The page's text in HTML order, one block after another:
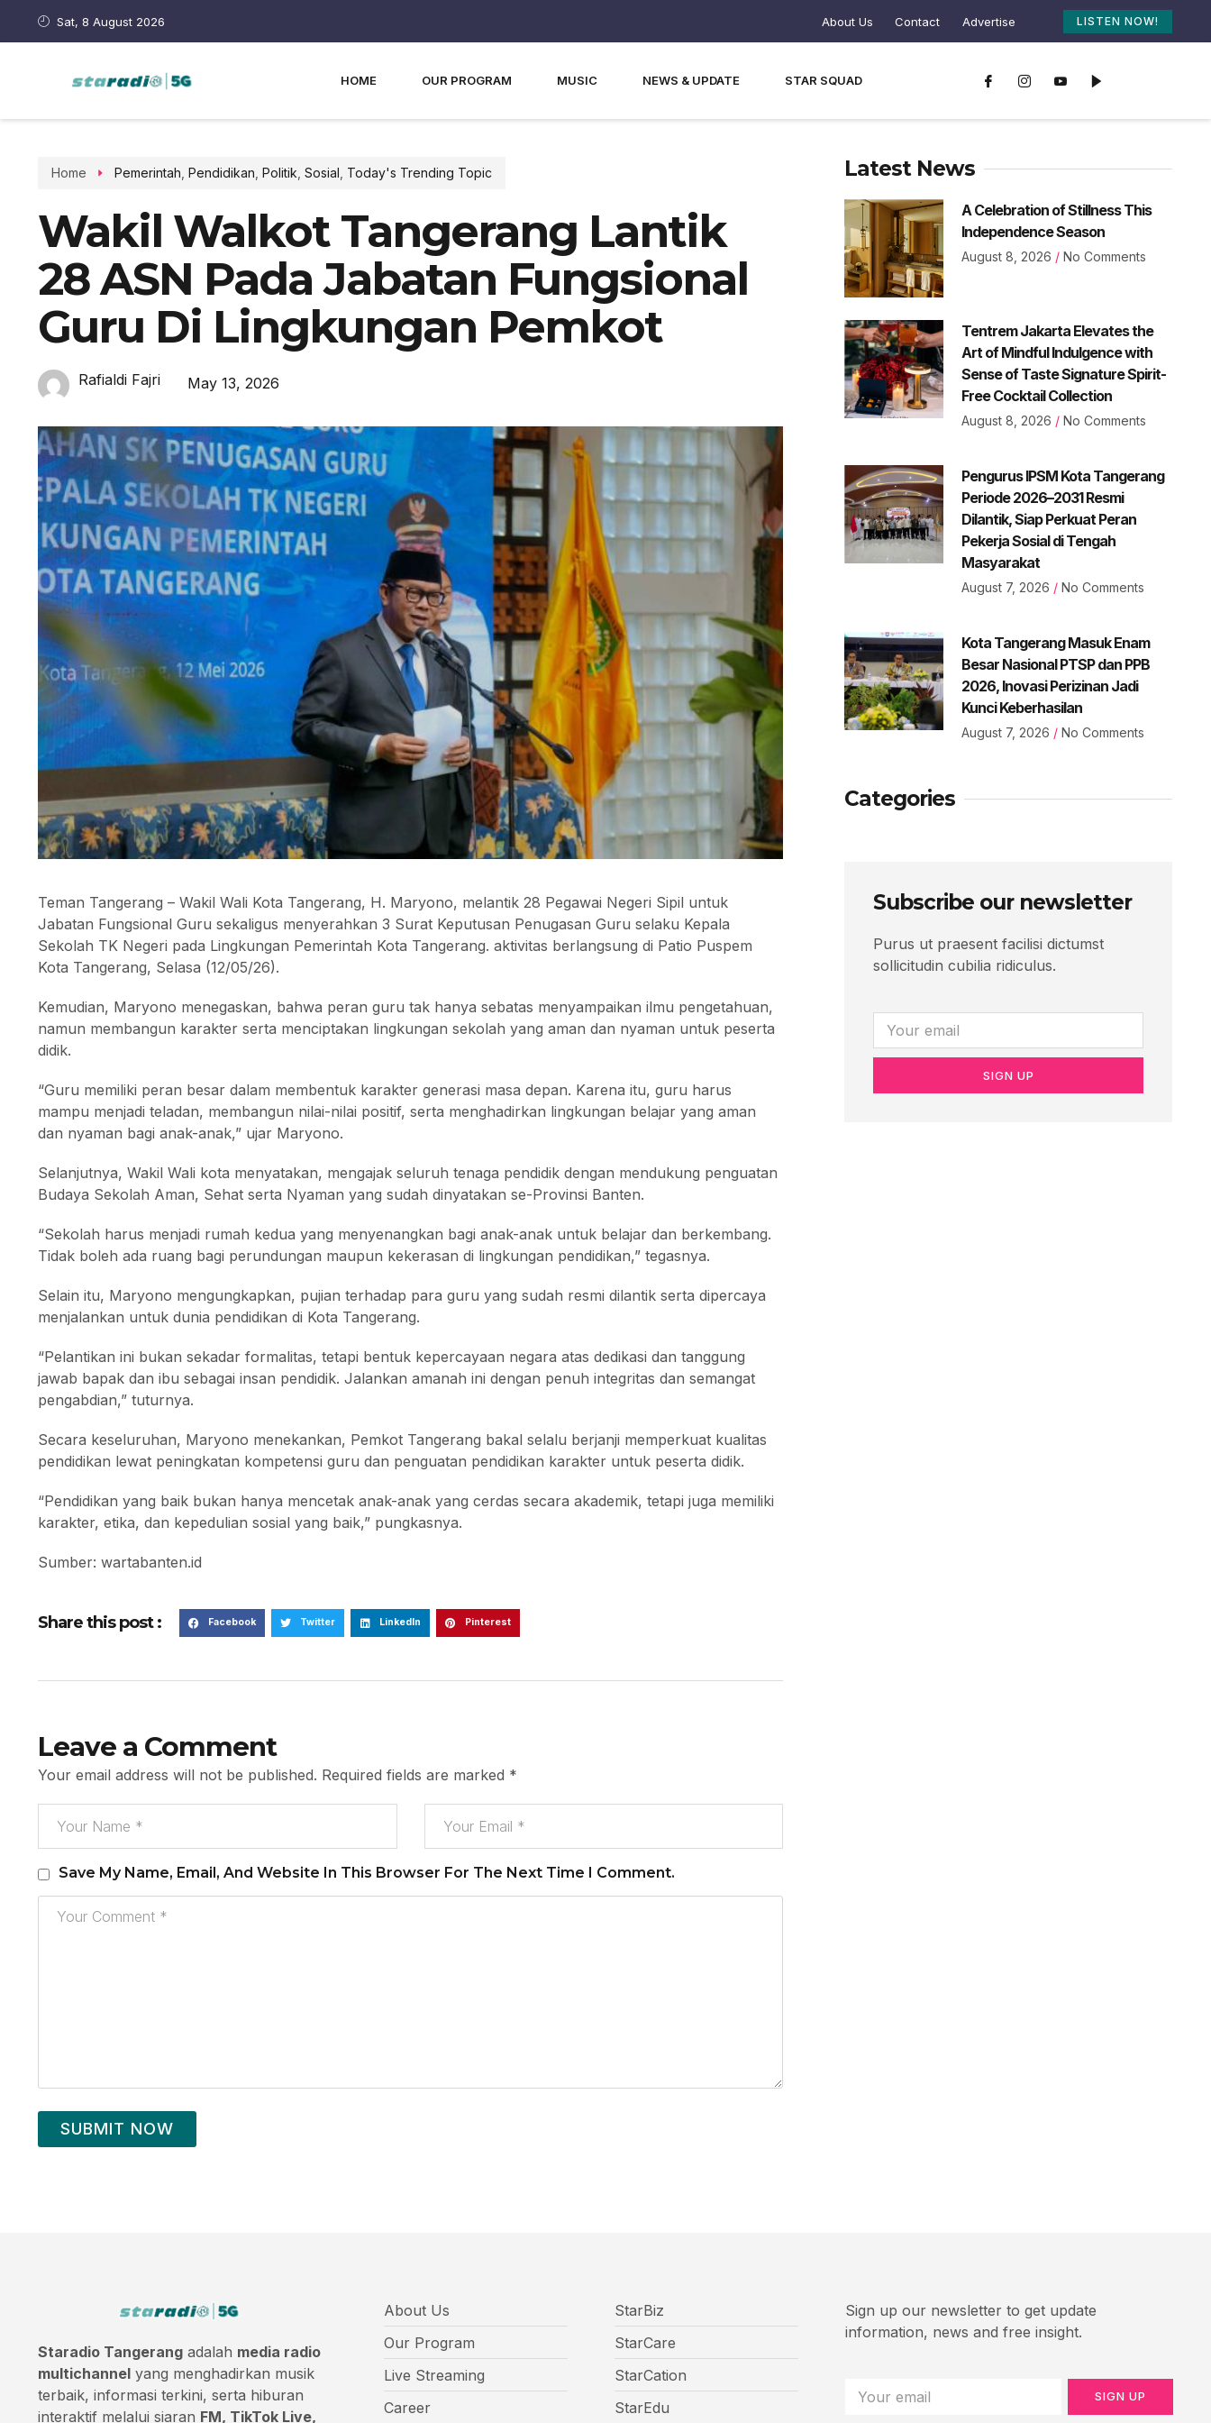
Sat, 8 August 2026 About Us Contact Advertise LISTEN NOW!
HOME OUR PROGRAM MUSIC NEWS & UPDATE STAR SQUAD
Home Pemerintah Pendidikan Politik Sosial Today's Trending Topic
Wakil Walkot Tangerang Lantik
28 ASN Pada Jabatan Fungsional
Guru Di Lingkungan Pemkot
Rafialdi Fajri May 13, 2026
Teman Tangerang – Wakil Wali Kota Tangerang, H. Maryono, melantik 28 Pegawai Negeri Sipil untuk
Jabatan Fungsional Guru sekaligus menyerahkan 3 Surat Keputusan Penugasan Guru selaku Kepala
Sekolah TK Negeri pada Lingkungan Pemerintah Kota Tangerang. aktivitas berlangsung di Patio Puspem
Kota Tangerang, Selasa (12/05/26).
Kemudian, Maryono menegaskan, bahwa peran guru tak hanya sebatas menyampaikan ilmu pengetahuan,
namun membangun karakter serta menciptakan lingkungan sekolah yang aman dan nyaman untuk peserta
didik.
“Guru memiliki peran besar dalam membentuk karakter generasi masa depan. Karena itu, guru harus
mampu menjadi teladan, membangun nilai-nilai positif, serta menghadirkan lingkungan belajar yang aman
dan nyaman bagi anak-anak,” ujar Maryono.
Selanjutnya, Wakil Wali kota menyatakan, mengajak seluruh tenaga pendidik dengan mendukung penguatan
Budaya Sekolah Aman, Sehat serta Nyaman yang sudah dinyatakan se-Provinsi Banten.
“Sekolah harus menjadi rumah kedua yang menyenangkan bagi anak-anak untuk belajar dan berkembang.
Tidak boleh ada ruang bagi perundungan maupun kekerasan di lingkungan pendidikan,” tegasnya.
Selain itu, Maryono mengungkapkan, pujian terhadap para guru yang sudah resmi dilantik serta dipercaya
menjalankan untuk dunia pendidikan di Kota Tangerang.
“Pelantikan ini bukan sekadar formalitas, tetapi bentuk kepercayaan negara atas dedikasi dan tanggung
jawab bapak dan ibu sebagai insan pendidik. Jalankan amanah ini dengan penuh integritas dan semangat
pengabdian,” tuturnya.
Secara keseluruhan, Maryono menekankan, Pemkot Tangerang bakal selalu berjanji memperkuat kualitas
pendidikan lewat peningkatan kompetensi guru dan penguatan pendidikan karakter untuk peserta didik.
“Pendidikan yang baik bukan hanya mencetak anak-anak yang cerdas secara akademik, tetapi juga memiliki
karakter, etika, dan kepedulian sosial yang baik,” pungkasnya.
Sumber: wartabanten.id
Share this post : Facebook Twitter LinkedIn Pinterest
Leave a Comment
Your email address will not be published. Required fields are marked *
Save My Name, Email, And Website In This Browser For The Next Time I Comment.
SUBMIT NOW
Latest News
A Celebration of Stillness This
Independence Season
August 8, 2026 No Comments
Tentrem Jakarta Elevates the
Art of Mindful Indulgence with
Sense of Taste Signature Spirit-
Free Cocktail Collection
August 8, 2026 No Comments
Pengurus IPSM Kota Tangerang
Periode 2026–2031 Resmi
Dilantik, Siap Perkuat Peran
Pekerja Sosial di Tengah
Masyarakat
August 7, 2026 No Comments
Kota Tangerang Masuk Enam
Besar Nasional PTSP dan PPB
2026, Inovasi Perizinan Jadi
Kunci Keberhasilan
August 7, 2026 No Comments
Categories
Subscribe our newsletter
Purus ut praesent facilisi dictumst
sollicitudin cubilia ridiculus.
SIGN UP
Staradio Tangerang adalah media radio
multichannel yang menghadirkan musik
terbaik, informasi terkini, serta hiburan
interaktif melalui siaran FM, TikTok Live,
About Us
Our Program
Live Streaming
Career
StarBiz
StarCare
StarCation
StarEdu
Sign up our newsletter to get update
information, news and free insight.
SIGN UP